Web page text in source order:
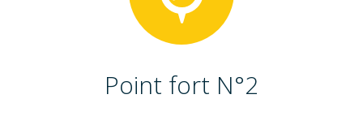
Point fort N°2